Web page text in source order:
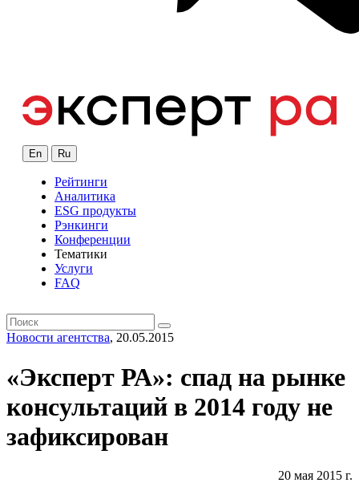
En Ru
Рейтинги
Аналитика
ESG продукты
Рэнкинги
Конференции
Тематики
Услуги
FAQ
Новости агентства, 20.05.2015
«Эксперт РА»: спад на рынке
консультаций в 2014 году не
зафиксирован
20 мая 2015 г.